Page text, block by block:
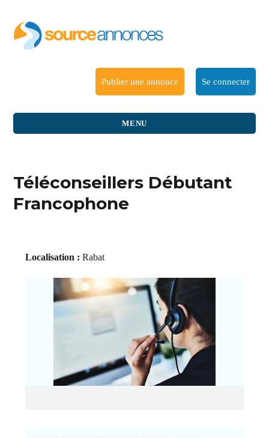
Publier une annonce Se connecter
MENU
Téléconseillers Débutant
Francophone
Localisation : Rabat